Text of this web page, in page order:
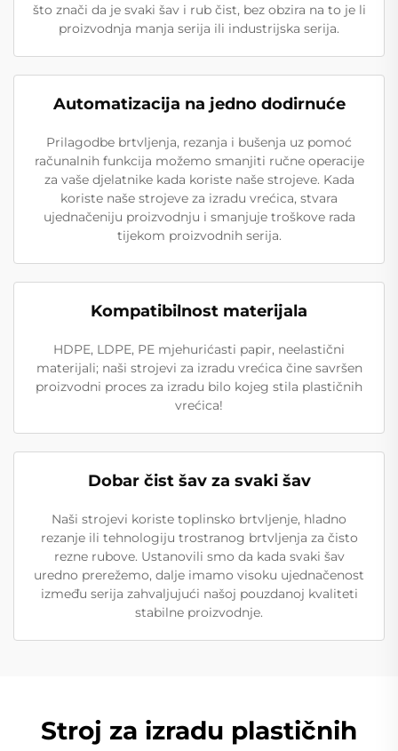
što znači da je svaki šav i rub čist, bez obzira na to je li
proizvodnja manja serija ili industrijska serija.
Automatizacija na jedno dodirnuće
Prilagodbe brtvljenja, rezanja i bušenja uz pomoć
računalnih funkcija možemo smanjiti ručne operacije
za vaše djelatnike kada koriste naše strojeve. Kada
koriste naše strojeve za izradu vrećica, stvara
ujednačeniju proizvodnju i smanjuje troškove rada
tijekom proizvodnih serija.
Kompatibilnost materijala
HDPE, LDPE, PE mjehurićasti papir, neelastični
materijali; naši strojevi za izradu vrećica čine savršen
proizvodni proces za izradu bilo kojeg stila plastičnih
vrećica!
Dobar čist šav za svaki šav
Naši strojevi koriste toplinsko brtvljenje, hladno
rezanje ili tehnologiju trostranog brtvljenja za čisto
rezne rubove. Ustanovili smo da kada svaki šav
uredno prerežemo, dalje imamo visoku ujednačenost
između serija zahvaljujući našoj pouzdanoj kvaliteti
stabilne proizvodnje.
Stroj za izradu plastičnih